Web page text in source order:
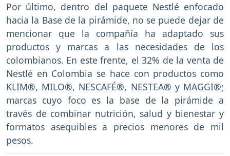
Por último, dentro del paquete Nestlé enfocado
hacia la Base de la pirámide, no se puede dejar de
mencionar que la compañía ha adaptado sus
productos y marcas a las necesidades de los
colombianos. En este frente, el 32% de la venta de
Nestlé en Colombia se hace con productos como
KLIM®, MILO®, NESCAFÉ®, NESTEA® y MAGGI®;
marcas cuyo foco es la base de la pirámide a
través de combinar nutrición, salud y bienestar y
formatos asequibles a precios menores de mil
pesos.